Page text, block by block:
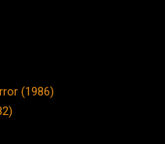
(1986)